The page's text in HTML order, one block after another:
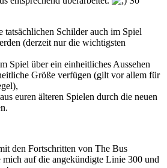
tatsächlichen Schilder auch im Spiel
(derzeit nur die wichtigsten
Spiel über ein einheitliches Aussehen
Größe verfügen (gilt vor allem für
euren älteren Spielen durch die neuen
den Fortschritten von The Bus
mich auf die angekündigte Linie 300 und